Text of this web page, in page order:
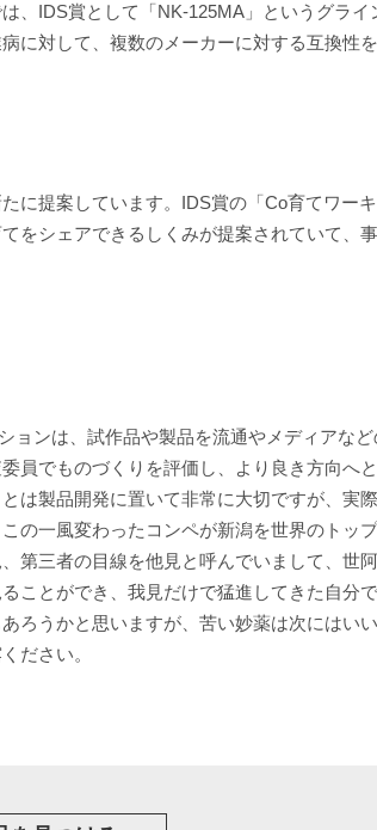
、IDS賞として「NK-125MA」というグラ
に対して、複数のメーカーに対する互換性
に提案しています。IDS賞の「Co育てワー
をシェアできるしくみが提案されていて、
ョンは、試作品や製品を流通やメディアな
員でものづくりを評価し、より良き方向へ
は製品開発に置いて非常に大切ですが、実
の一風変わったコンペが新潟を世界のトッ
第三者の目線を他見と呼んでいまして、世
ことができ、我見だけで猛進してきた自分
ろうかと思いますが、苦い妙薬は次にはい
ださい。